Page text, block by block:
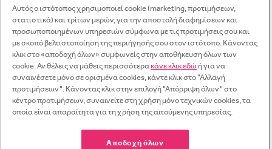
Γραπτό μήνυμα
WhatsApp
Αντιγραφή
Κρατήστε πατημένο για αντιγραφή
Email
© 2026 Prénatal Μονοπρόσωπη ΑΕΒΕ. All rights reserved. Φορολογική Έδρα :
Πλατεία Ιπποδάμειας 8, 18535 Πειραιάς - ΑΦΜ 094253629, αριθμός ΓΕΜΗ
54945309000. Πληροφορίες για Παραγγελίες: τηλ. 210-2856936
Managed byNMC
Σύνδεση
Διεύθυνση e-mail
Κωδικός πρόσβασης
Ξεχάσατε τον κωδικό σας;
Έχασες τον κωδικό σου; Πληκτρολόγησε το όνομα χρήστη ή τη
διεύθυνση email σου.
Θα λάβεις μεσω mail ένα link για να δημιουργήσεις ένα νέο.
Διεύθυνση e-mail
Κάνε εγγραφή
Διεύθυνση e-mail
Κωδικός πρόσβασης
Αυτός ο ιστότοπος χρησιμοποιεί cookie (marketing, προτιμήσεων,
στατιστικά) και τρίτων μερών, για την αποστολή διαφημίσεων και
προσωποποιημένων υπηρεσιών σύμφωνα με τις προτιμήσεις σου και
με σκοπό βελτιστοποίηση της περιήγησής σου στον ιστότοπο. Κάνοντας
κλικ στο «αποδοχή όλων» συμφωνείς στην αποθήκευση όλων των
cookie. Αν θέλεις να μάθεις περισσότερακάνε κλικ εδώή για να
συναινέσετε μόνο σε ορισμένα cookies, κάντε κλικ στο "Αλλαγή
προτιμήσεων". Κάνοντας κλικ στην επιλογή "Απόρριψη όλων" στο
κέντρο προτιμήσεων, συναινείτε στη χρήση μόνο τεχνικών cookies, τα
οποία είναι απαραίτητα για τη χρήση της αιτούμενης υπηρεσίας.
Αποδοχή όλων